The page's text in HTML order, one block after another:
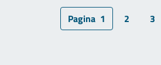
Pagina 1 2 3